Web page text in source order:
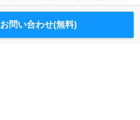
お問い合わせ(無料)